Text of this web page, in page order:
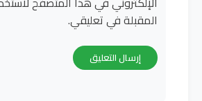
المقبلة في تعليقي.